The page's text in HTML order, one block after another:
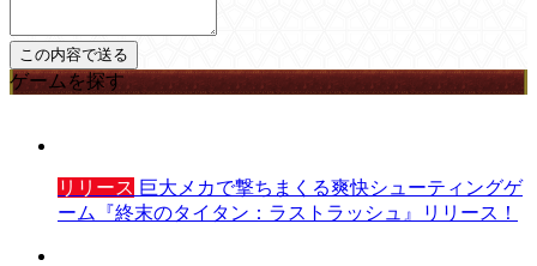
ゲームを探す
リリース 巨大メカで撃ちまくる爽快シューティングゲ
ーム『終末のタイタン：ラストラッシュ』リリース！